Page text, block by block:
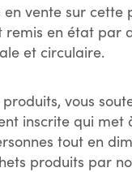
en vente sur cette
remis en état par
et circulaire.
vous
inscrite qui met
tout en
produits par